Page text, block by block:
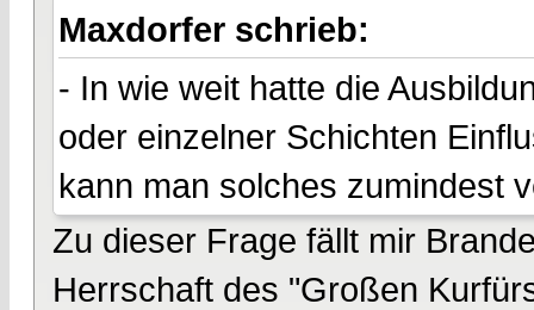
Maxdorfer schrieb:
- In wie weit hatte die
oder einzelner Schichten
kann man solches zumindest
Zu dieser Frage fällt mir
Herrschaft des "Großen